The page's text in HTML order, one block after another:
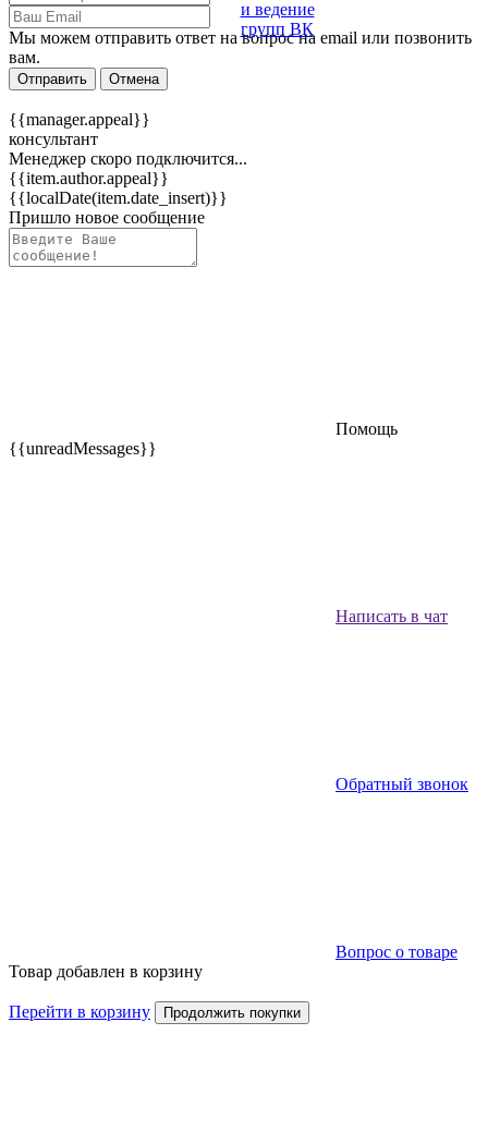
Мы можем отправить ответ на вопрос на email или позвонить
вам.
Отправить Отмена
{{manager.appeal}}
консультант
Менеджер скоро подключится...
{{item.author.appeal}}
{{localDate(item.date_insert)}}
Пришло новое сообщение
Помощь
{{unreadMessages}}
Написать в чат
Обратный звонок
Вопрос о товаре
Товар добавлен в корзину
Перейти в корзину Продолжить покупки